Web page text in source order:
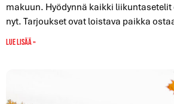
makuun. Hyödynnä kaikki
nyt. Tarjoukset ovat loistava paikka
Lue lisää »